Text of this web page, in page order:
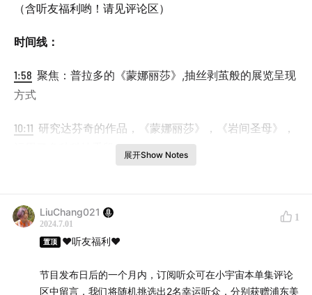
（含听友福利哟！请见评论区）
时间线：
1:58 聚焦：普拉多的《蒙娜丽莎》,抽丝剥茧般的展览呈现
方式
10:11 研究达芬奇的作品，《蒙娜丽莎》，《岩间圣母》，
正在展出的展览《百年狂想:苏格兰国立美术馆的超
超现实主义大师马克斯·恩斯特（德语：Max
展开Show Notes
LiuChang021
2024.7.01
1
置顶 ❤️听友福利❤️
节目发布日后的一个月内，订阅听众可在小宇宙本单集评论
区中留言，我们将随机挑选出2名幸运听众，分别获赠浦东美